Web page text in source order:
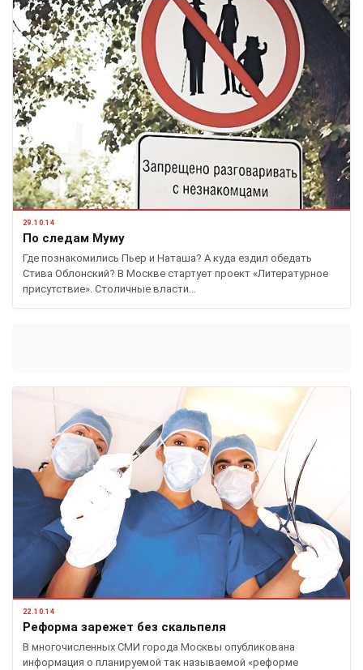
29.10.14
По следам Муму
Где познакомились Пьер и Наташа? А куда ездил обедать
Стива Облонский? В Москве стартует проект «Литературное
присутствие». Столичные власти…
22.10.14
Реформа зарежет без скальпеля
В многочисленных СМИ города Москвы опубликована
информация о планируемой так называемой «реформе